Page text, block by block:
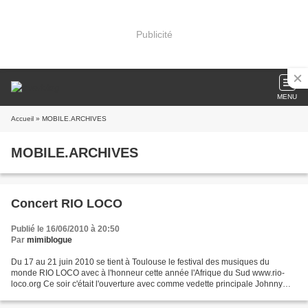
Publicité
MENU
Accueil » MOBILE.ARCHIVES
MOBILE.ARCHIVES
Concert RIO LOCO
Publié le 16/06/2010 à 20:50
Par mimiblogue
Du 17 au 21 juin 2010 se tient à Toulouse le festival des musiques du
monde RIO LOCO avec à l'honneur cette année l'Afrique du Sud www.rio-
loco.org Ce soir c'était l'ouverture avec comme vedette principale Johnny